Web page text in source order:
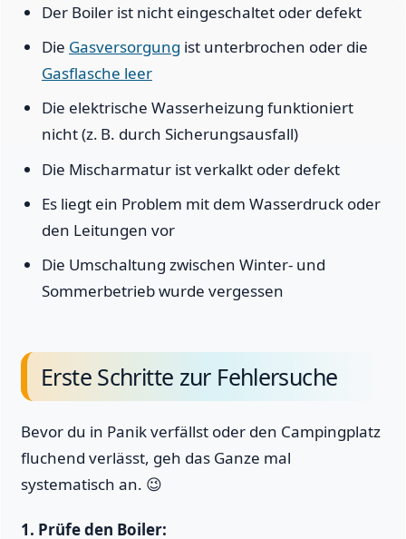
Der Boiler ist nicht eingeschaltet oder defekt
Die Gasversorgung ist unterbrochen oder die
Gasflasche leer
Die elektrische Wasserheizung funktioniert
nicht (z. B. durch Sicherungsausfall)
Die Mischarmatur ist verkalkt oder defekt
Es liegt ein Problem mit dem Wasserdruck oder
den Leitungen vor
Die Umschaltung zwischen Winter- und
Sommerbetrieb wurde vergessen
Erste Schritte zur Fehlersuche
Bevor du in Panik verfällst oder den Campingplatz
fluchend verlässt, geh das Ganze mal
systematisch an. 😉
1. Prüfe den Boiler: